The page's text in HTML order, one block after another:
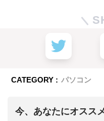
CATEGORY : パソコン
今、あなたにオスス